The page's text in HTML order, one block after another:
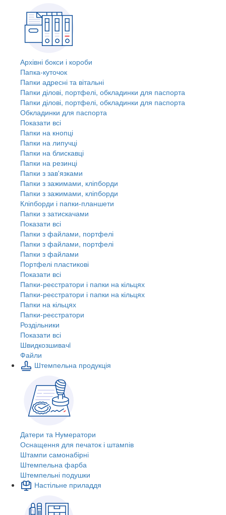
Архівні бокси і короби
Папка-куточок
Папки адресні та вітальні
Папки ділові, портфелі, обкладинки для паспорта
Папки ділові, портфелі, обкладинки для паспорта
Обкладинки для паспорта
Показати всі
Папки на кнопці
Папки на липучці
Папки на блискавці
Папки на резинці
Папки з зав'язками
Папки з зажимами, кліпборди
Папки з зажимами, кліпборди
Кліпборди і папки-планшети
Папки з затискачами
Показати всі
Папки з файлами, портфелі
Папки з файлами, портфелі
Папки з файлами
Портфелі пластикові
Показати всі
Папки-реєстратори і папки на кільцях
Папки-реєстратори і папки на кільцях
Папки на кільцях
Папки-реєстратори
Роздільники
Показати всі
Швидкозшивачi
Файли
Штемпельна продукція
Датери та Нумератори
Оснащення для печаток і штампів
Штампи самонабірні
Штемпельна фарба
Штемпельні подушки
Настільне приладдя